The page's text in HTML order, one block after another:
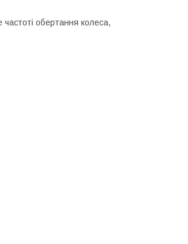
частоті обертання колеса,